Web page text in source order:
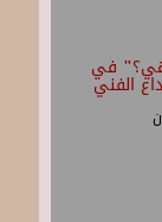
هي؟" في
الفني